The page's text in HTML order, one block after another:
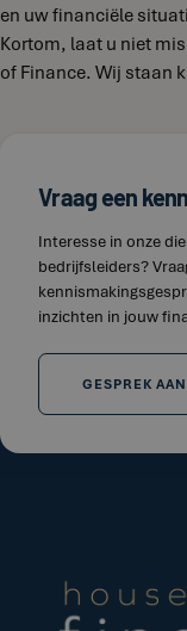
en uw financiële
Kortom, laat u niet
of Finance. Wij staan
Vraag een
Interesse in onze
bedrijfsleiders?
inzichten in jouw
GESPREK